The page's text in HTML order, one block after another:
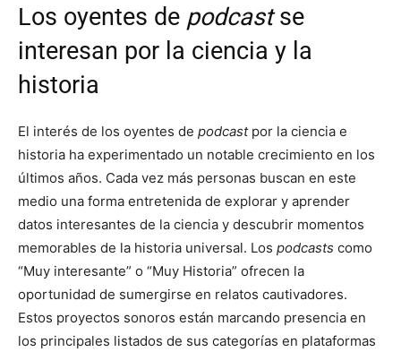
Los oyentes de podcastse
interesan por la ciencia y la
historia
El interés de los oyentes de podcastpor la ciencia e
historia ha experimentado un notable crecimiento en los
últimos años. Cada vez más personas buscan en este
medio una forma entretenida de explorar y aprender
datos interesantes de la ciencia y descubrir momentos
memorables de la historia universal. Los podcasts como
“Muy interesante” o “Muy Historia” ofrecen la
oportunidad de sumergirse en relatos cautivadores.
Estos proyectos sonoros están marcando presencia en
los principales listados de sus categorías en plataformas